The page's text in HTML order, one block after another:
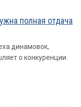
полная отдача
динамовок,
о конкуренции.